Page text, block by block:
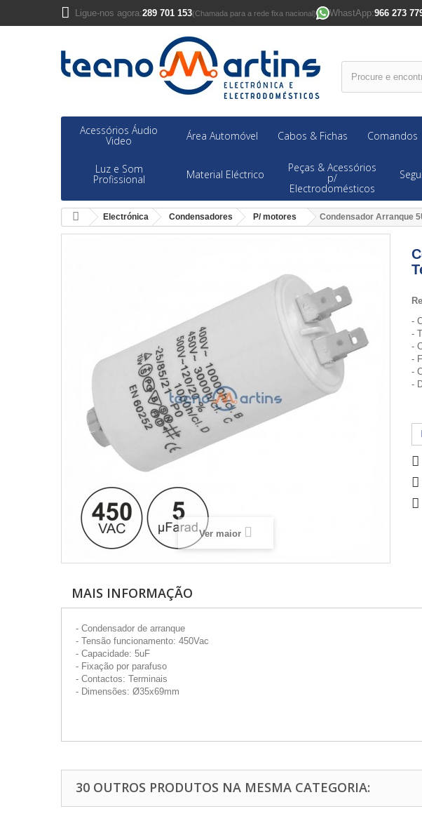
Ligue-nos agora:289 701 153(Chamada para a rede fixa nacional) WhastApp:966 273
Acessórios Áudio
Video Área Automóvel Cabos & Fichas Comandos
Luz e Som
Profissional Material Eléctrico
Peças & Acessórios
p/
Electrodomésticos
Electrónica Condensadores P/ motores Condensador Arranque
Ver maior
-
-
-
-
-
-
MAIS INFORMAÇÃO
- Condensador de arranque
- Tensão funcionamento: 450Vac
- Capacidade: 5uF
- Fixação por parafuso
- Contactos: Terminais
- Dimensões: Ø35x69mm
30 OUTROS PRODUTOS NA MESMA CATEGORIA: